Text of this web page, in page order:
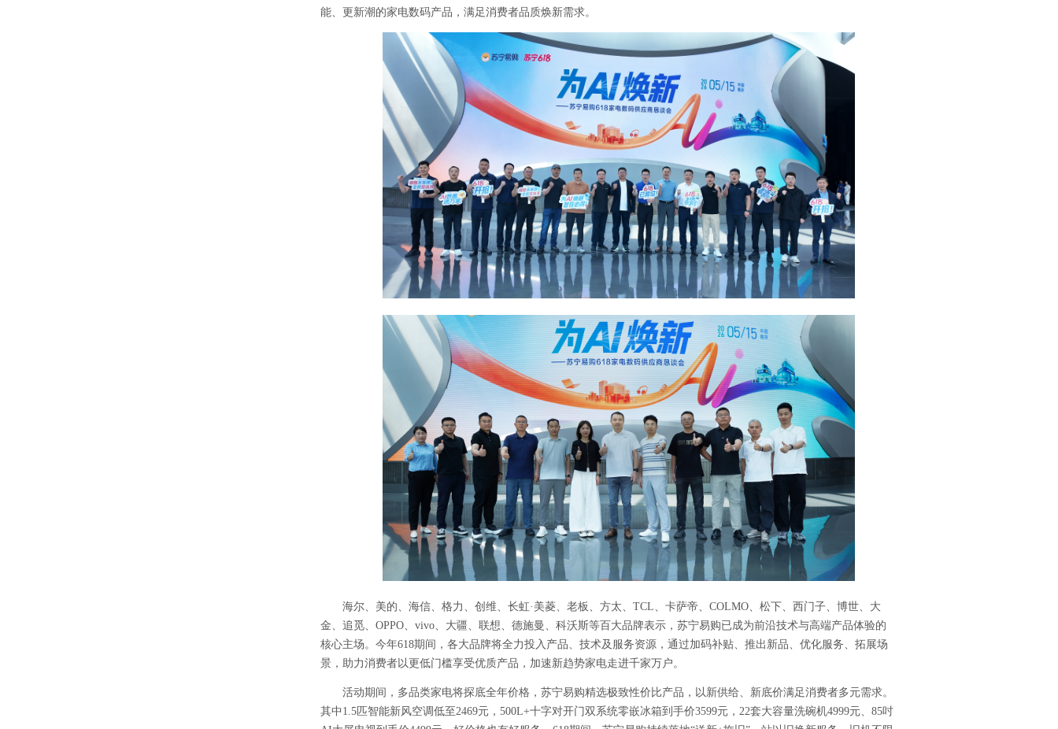
能、更新潮的家电数码产品，满足消费者品质焕新需求。
海尔、美的、海信、格力、创维、长虹·美菱、老板、方太、 TCL、卡萨帝、 COLMO、松下、西门子、博世、大
金、追觅、 OPPO、 vivo、大疆、联想、德施曼、科沃斯等百大品牌表示，苏宁易购已成为前沿技术与高端产品体验的
核心主场。今年618期间，各大品牌将全力投入产品、技术及服务资源，通过加码补贴、推出新品、优化服务、拓展场
景，助力消费者以更低门槛享受优质产品，加速新趋势家电走进千家万户。
活动期间，多品类家电将探底全年价格，苏宁易购精选极致性价比产品，以新供给、新底价满足消费者多元需求。
其中 1.5匹智能新风空调低至2469元， 500L+十字对开门双系统零嵌冰箱到手价3599元， 22套大容量洗碗机4999元、 85吋